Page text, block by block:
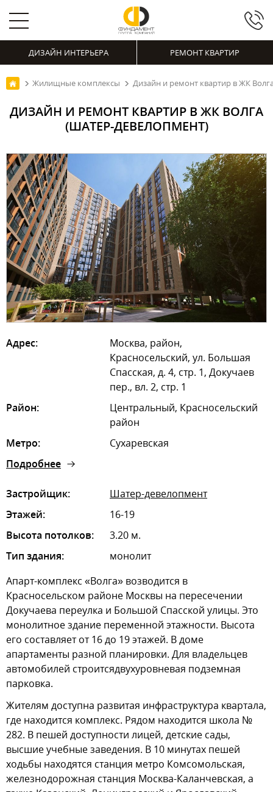
ДИЗАЙН ИНТЕРЬЕРА РЕМОНТ КВАРТИР
Жилищные комплексы Дизайн и ремонт квартир в ЖК
ДИЗАЙН И РЕМОНТ КВАРТИР В ЖК ВОЛГА
(ШАТЕР-ДЕВЕЛОПМЕНТ)
Адрес:
Москва, район,
Красносельский, ул. Большая
Спасская, д. 4, стр. 1, Докучаев
пер., вл. 2, стр. 1
Район:
Центральный, Красносельский
район
Метро:
Сухаревская
Подробнее
Застройщик:
Шатер-девелопмент
Этажей:
16-19
Высота потолков:
3.20 м.
Тип здания:
монолит
Апарт-комплекс «Волга» возводится в
Красносельском районе Москвы на пересечении
Докучаева переулка и Большой Спасской улицы. Это
монолитное здание переменной этажности. Высота
его составляет от 16 до 19 этажей. В доме
апартаменты разной планировки. Для владельцев
автомобилей строитсядвухуровневая подземная
парковка.
Жителям доступна развитая инфраструктура квартала,
где находится комплекс. Рядом находится школа №
282. В пешей доступности лицей, детские сады,
высшие учебные заведения. В 10 минутах пешей
ходьбы находятся станция метро Комсомольская,
железнодорожная станция Москва-Каланчевская, а